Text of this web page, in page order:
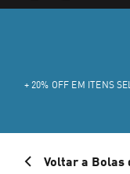
+ 20% OFF EM ITENS
Voltar a Bolas